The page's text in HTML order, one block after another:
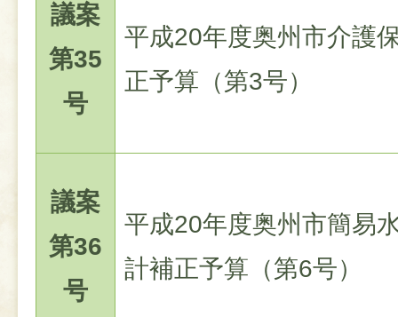
議案
第35
号
平成20年度奥州市介護
正予算（第3号）
議案
第36
号
平成20年度奥州市簡易
計補正予算（第6号）